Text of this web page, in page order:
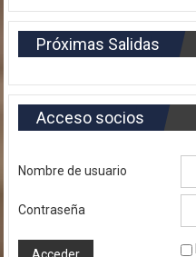
Próximas Salidas
Acceso socios
Nombre de usuario
Contraseña